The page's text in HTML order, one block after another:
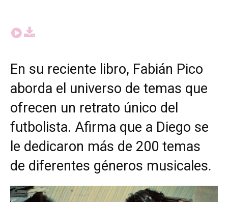
En su reciente libro, Fabián Pico
aborda el universo de temas que
ofrecen un retrato único del
futbolista. Afirma que a Diego se
le dedicaron más de 200 temas
de diferentes géneros musicales.